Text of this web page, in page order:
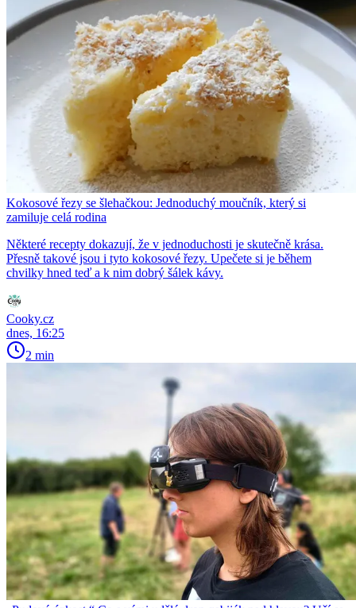
Kokosové řezy se šlehačkou: Jednoduchý moučník, který si
zamiluje celá rodina
Některé recepty dokazují, že v jednoduchosti je skutečně krása.
Přesně takové jsou i tyto kokosové řezy. Upečete si je během
chvilky hned teď a k nim dobrý šálek kávy.
Cooky.cz
dnes, 16:25
2 min